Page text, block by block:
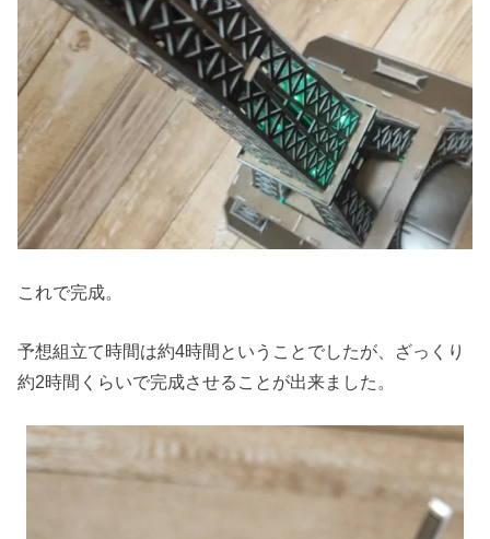
これで完成。
予想組立て時間は約4時間ということでしたが、ざっくり
約2時間くらいで完成させることが出来ました。